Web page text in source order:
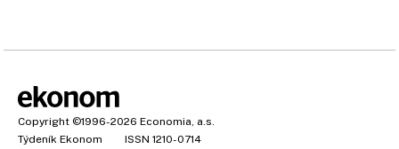
Copyright ©1996-2026 Economia, a.s.
Týdeník Ekonom
ISSN 1210-0714